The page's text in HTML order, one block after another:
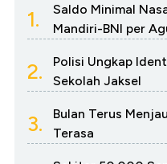
1.
Saldo Minimal
Mandiri-BNI per
2.
Polisi Ungkap
Sekolah Jaksel
3.
Bulan Terus
Terasa